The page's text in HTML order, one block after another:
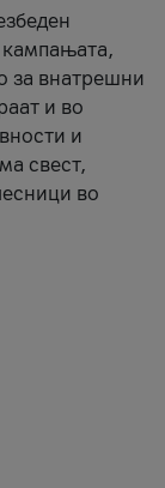
кампањата,
за внатрешни
и во
и
свест,
во